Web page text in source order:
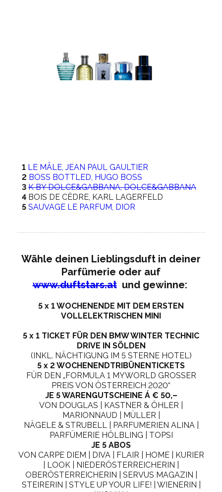
1 LE MÂLE, JEAN PAUL GAULTIER
2 BOSS BOTTLED, HUGO BOSS
3 K BY DOLCE&GABBANA, DOLCE&GABBANA
4 BOIS DE CÈDRE, KARL LAGERFELD
5 SAUVAGE LE PARFUM, DIOR
Wähle deinen Lieblingsduft in deiner
Parfümerie oder auf
www.duftstars.atund gewinne:
5 x 1 WOCHENENDE MIT DEM ERSTEN
VOLLELEKTRISCHEN MINI
5 x 1 TICKET FÜR DEN BMW WINTER TECHNIC
DRIVE IN SÖLDEN
(INKL. NÄCHTIGUNG IM 5 STERNE HOTEL)
5 x 2 WOCHENENDTRIBÜNENTICKETS
FÜR DEN „FORMULA 1 MYWORLD GROSSER
PREIS VON ÖSTERREICH 2020“
JE 5 WARENGUTSCHEINE Á € 50,–
VON DOUGLAS | KASTNER & ÖHLER |
MARIONNAUD | MÜLLER |
NÄGELE & STRUBELL | PARFUMERIEN ALINA |
PARFÜMERIE HÖLBLING | TOPSI
JE 5 ABOS
VON CARPE DIEM | DIVA | FLAIR | HOME | KURIER
| LOOK | NIEDERÖSTERREICHERIN |
OBERÖSTERREICHERIN | SERVUS MAGAZIN |
STEIRERIN | STYLE UP YOUR LIFE! | WIENERIN |